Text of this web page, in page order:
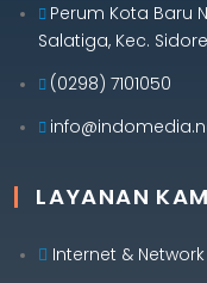
Perum Kota Baru
Salatiga, Kec.
(0298) 7101050
LAYANAN
Internet & Network